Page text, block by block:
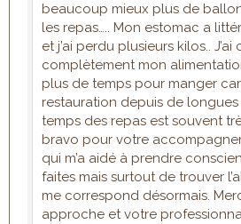
beaucoup mieux plus de
les repas….. Mon estomac a
et j’ai perdu plusieurs kilos.. J’ai
complètement mon
plus de temps pour manger
restauration depuis de
temps des repas est souvent
bravo pour votre
qui m’a aidé à prendre
faites mais surtout de trouver
me correspond désormais.
approche et votre